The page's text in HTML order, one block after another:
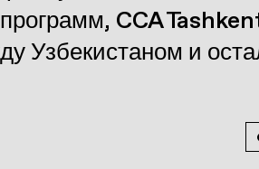
CCA
Узбекистаном и